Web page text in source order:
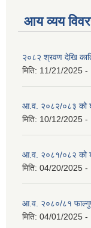
आय व्यय
२०८२ श्रवण देखि
मिति: 11/21/2025 -
आ.व. २०८२/०८३ को
मिति: 10/12/2025 -
आ.व. २०८१/०८२ को
मिति: 04/20/2025 -
आ.व. २०८०/८१
मिति: 04/01/2025 -